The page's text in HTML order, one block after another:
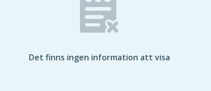
Det finns ingen information att visa